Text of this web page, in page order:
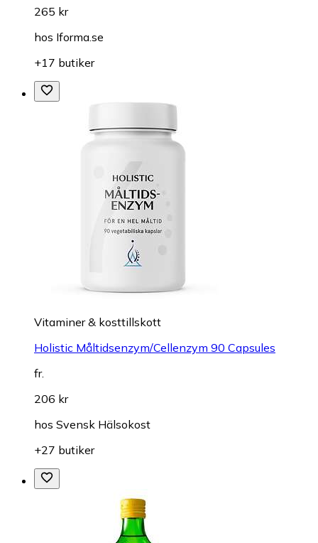
265 kr
hos Iforma.se
+17 butiker
Vitaminer & kosttillskott
Holistic Måltidsenzym/Cellenzym 90 Capsules
fr.
206 kr
hos Svensk Hälsokost
+27 butiker